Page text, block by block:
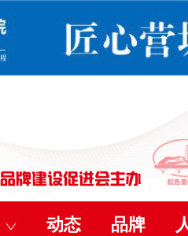
动态 品牌